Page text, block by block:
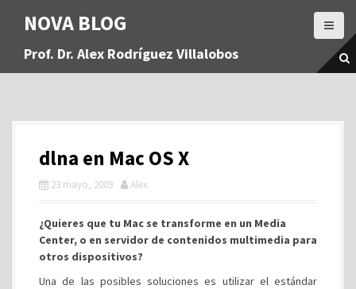
a
NOVA BLOG
Prof. Dr. Alex Rodríguez Villalobos
dlna en Mac OS X
23 mayo, 2009 Alex
¿Quieres que tu Mac se transforme en un Media
Center, o en servidor de contenidos multimedia para
otros dispositivos?
Una de las posibles soluciones es utilizar el estándar